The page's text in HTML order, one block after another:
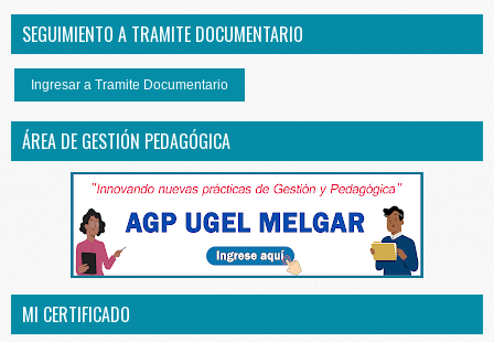
SEGUIMIENTO A TRAMITE DOCUMENTARIO
Ingresar a Tramite Documentario
ÁREA DE GESTIÓN PEDAGÓGICA
MI CERTIFICADO